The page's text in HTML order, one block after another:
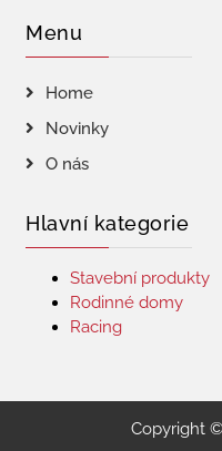
Menu
Home
Novinky
O nás
Hlavní kategorie
Stavební produkty
Rodinné domy
Racing
Copyright